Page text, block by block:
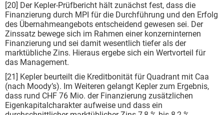
[20] Der Kepler-Prüfbericht hält zunächst fest, dass die
Finanzierung durch MPI für die Durchfüh­rung und den Erfolg
des Übernahmeangebots entscheidend gewesen sei. Der
Zinssatz bewege sich im Rahmen einer konzerninternen
Finanzierung und sei damit wesentlich tiefer als der
marktübliche Zins. Hieraus ergebe sich ein Wertvorteil für
das Management.
[21] Kepler beurteilt die Kreditbonität für Quadrant mit Caa
(nach Moody’s). Im Weiteren gelangt Kepler zum Ergebnis,
dass rund CHF 76 Mio. der Finanzierung zusätzlichen
Eigenkapital­charakter aufweise und dass ein